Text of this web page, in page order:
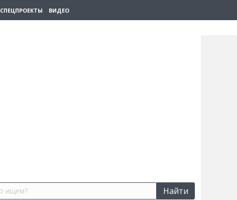
СПЕЦПРОЕКТЫ ВИДЕО
Найти